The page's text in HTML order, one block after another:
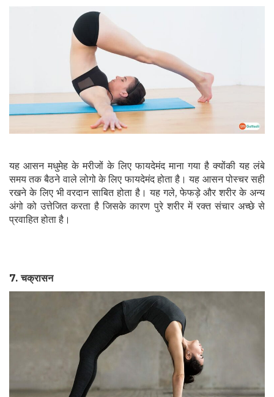
यह आसन मधुमेह के मरीजों के लिए फायदेमंद माना गया है क्योंकी यह लंबे
समय तक बैठने वाले लोगो के लिए फायदेमंद होता है। यह आसन पोस्चर सही
रखने के लिए भी वरदान साबित होता है। यह गले, फेफड़े और शरीर के अन्य
अंगो को उत्तेजित करता है जिसके कारण पुरे शरीर में रक्त संचार अच्छे से
प्रवाहित होता है।
7.चक्रासन